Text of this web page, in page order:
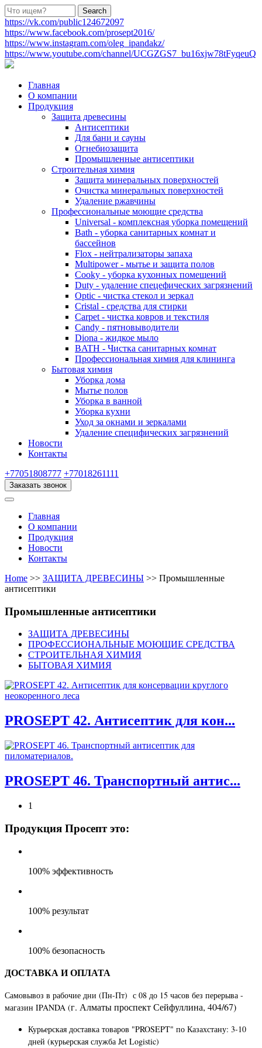
https://vk.com/public124672097
https://www.facebook.com/prosept2016/
https://www.instagram.com/oleg_ipandakz/
https://www.youtube.com/channel/UCGZGS7_bu16xjw78tFyqeuQ
Главная
О компании
Продукция
Защита древесины
Антисептики
Для бани и сауны
Огнебиозащита
Промышленные антисептики
Строительная химия
Защита минеральных поверхностей
Очистка минеральных поверхностей
Удаление ржавчины
Профессиональные моющие средства
Universal - комплексная уборка помещений
Bath - уборка санитарных комнат и
бассейнов
Flox - нейтрализаторы запаха
Multipower - мытье и защита полов
Cooky - уборка кухонных помещений
Duty - удаление спецефических загрязнений
Optic - чистка стекол и зеркал
Cristal - средства для стирки
Carpet - чистка ковров и текстиля
Candy - пятновыводители
Diona - жидкое мыло
BATH - Чистка санитарных комнат
Профессиональная химия для клининга
Бытовая химия
Уборка дома
Мытье полов
Уборка в ванной
Уборка кухни
Уход за окнами и зеркалами
Удаление специфических загрязнений
Новости
Контакты
+77051808777 +77018261111
Заказать звонок
Главная
О компании
Продукция
Новости
Контакты
Home >> ЗАЩИТА ДРЕВЕСИНЫ >> Промышленные
антисептики
Промышленные антисептики
ЗАЩИТА ДРЕВЕСИНЫ
ПРОФЕССИОНАЛЬНЫЕ МОЮЩИЕ СРЕДСТВА
СТРОИТЕЛЬНАЯ ХИМИЯ
БЫТОВАЯ ХИМИЯ
PROSEPT 42. Антисептик для кон...
PROSEPT 46. Транспортный антис...
1
Продукция Просепт это:
100% эффективность
100% результат
100% безопасность
ДОСТАВКА И ОПЛАТА
Самовывоз в рабочие дни (Пн-Пт) с 08 до 15 часов без перерыва -
магазин IPANDA (г. Алматы​ ​проспект Сейфуллина, 404/67)
Курьерская доставка товаров "PROSEPT" по Казахстану: 3-10
дней (курьерская служба Jet Logistic)